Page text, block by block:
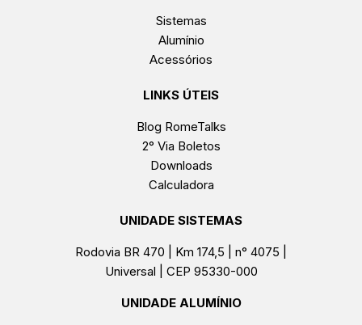
Sistemas
Alumínio
Acessórios
LINKS ÚTEIS
Blog RomeTalks
2° Via Boletos
Downloads
Calculadora
UNIDADE SISTEMAS
Rodovia BR 470 | Km 174,5 | n° 4075 |
Universal | CEP 95330-000
UNIDADE ALUMÍNIO